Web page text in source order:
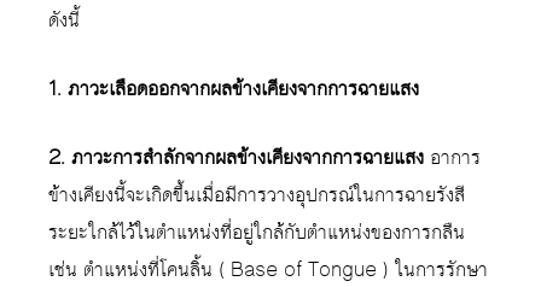
ดังนี้
1. ภาวะเลือดออกจากผลข้างเคียงจากการฉายแสง
2. ภาวะการสำลักจากผลข้างเคียงจากการฉายแสง อาการ
ข้างเคียงนี้จะเกิดขึ้นเมื่อมีการวางอุปกรณ์ในการฉายรังสี
ระยะใกล้ไว้ในตำแหน่งที่อยู่ใกล้กับตำแหน่งของการกลืน
เช่น ตำแหน่งที่โคนลิ้น ( Base of Tongue ) ในการรักษา